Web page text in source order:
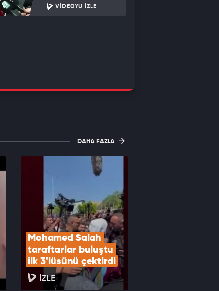
VIDEOYU İZLE
DAHA FAZLA
Mohamed Salah
taraftarlar buluştu
ilk 3'lüsünü çektirdi
İZLE